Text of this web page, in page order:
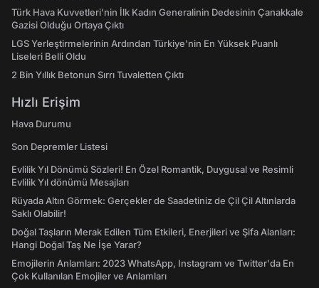
Türk Hava Kuvvetleri'nin İlk Kadın Generalinin Dedesinin Çanakkale
Gazisi Olduğu Ortaya Çıktı
LGS Yerleştirmelerinin Ardından Türkiye'nin En Yüksek Puanlı
Liseleri Belli Oldu
2 Bin Yıllık Betonun Sırrı Tuvaletten Çıktı
Hızlı Erişim
Hava Durumu
Son Depremler Listesi
Evlilik Yıl Dönümü Sözleri! En Özel Romantik, Duygusal ve Resimli
Evlilik Yıl dönümü Mesajları
Rüyada Altın Görmek: Gerçekler de Saadetiniz de Çil Çil Altınlarda
Saklı Olabilir!
Doğal Taşların Merak Edilen Tüm Etkileri, Enerjileri ve Şifa Alanları:
Hangi Doğal Taş Ne İşe Yarar?
Emojilerin Anlamları: 2023 WhatsApp, Instagram ve Twitter'da En
Çok Kullanılan Emojiler ve Anlamları